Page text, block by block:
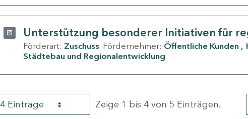
Unterstützung besonderer Initiativen für
Förderart: Zuschuss Fördernehmer: Öffentliche Kunden
Städtebau und Regionalentwicklung
4 Einträge Zeige 1 bis 4 von 5 Einträgen.